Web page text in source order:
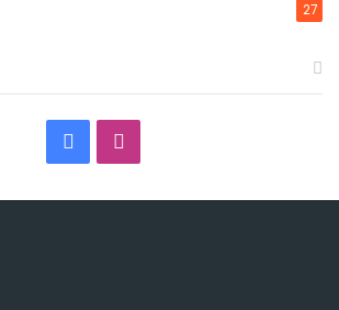
27
Facebook